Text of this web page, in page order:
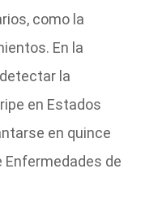
como la
En la
la
en Estados
en quince
Enfermedades de